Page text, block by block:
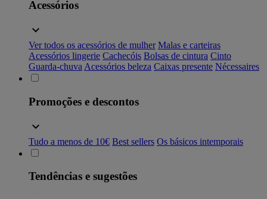
Acessórios
Ver todos os acessórios de mulher Malas e carteiras
Acessórios lingerie Cachecóis Bolsas de cintura Cinto
Guarda-chuva Acessórios beleza Caixas presente Nécessaires
Promoções e descontos
Tudo a menos de 10€ Best sellers Os básicos intemporais
Tendências e sugestões